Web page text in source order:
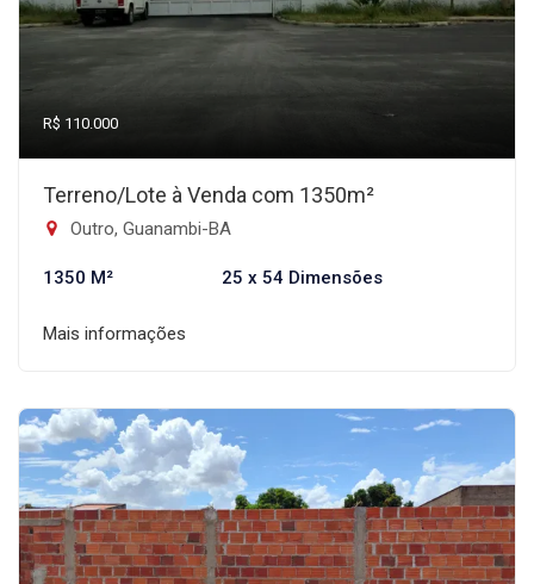
R$ 110.000
Terreno/Lote à Venda com 1350m²
Outro, Guanambi-BA
1350 M² 25 x 54 Dimensões
Mais informações